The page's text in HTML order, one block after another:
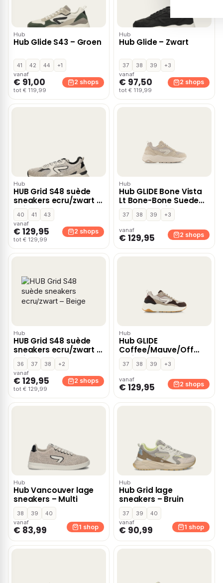
Hub
Hub Glide S43 – Groen
41 42 44
+1
vanaf
€ 91,00
tot € 119,99
2 shops
Hub
Hub Glide – Zwart
37 38 39
+3
vanaf
€ 97,50
tot € 119,99
2 shops
Hub
HUB Grid S48 suède
sneakers ecru/zwart –
Beige
40 41
43
vanaf
€ 129,95
tot € 129,99
2 shops
Hub
Hub GLIDE Bone Vista
Lt Bone-Bone Suede
Dames – Beige
37 38 39 +3
vanaf
€ 129,95 2 shops
Hub
HUB Grid S48 suède
sneakers ecru/zwart –
Beige
36 37 38
+2
vanaf
€ 129,95
tot € 129,99
2 shops
Hub
Hub GLIDE
Coffee/Mauve/Off
White Suede Dames –
Beige
37 38 39 +3
vanaf
€ 129,95 2 shops
Hub
Hub Vancouver lage
sneakers – Multi
38 39
40
vanaf
€ 83,99 1 shop
Hub
Hub Grid lage
sneakers – Bruin
37 39
40
vanaf
€ 90,99 1 shop